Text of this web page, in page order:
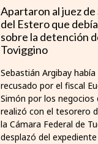
Apartaron al juez de
del Estero que
sobre la detención
Toviggino
Sebastián Argibay había
recusado por el fiscal
Simón por los negocios
realizó con el tesorero
la Cámara Federal de
desplazó del expediente